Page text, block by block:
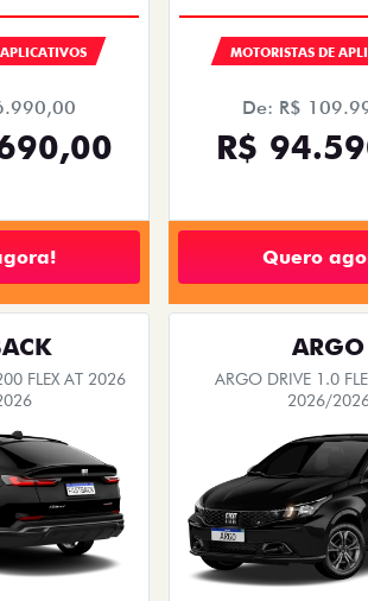
MOTORISTAS DE
De: R$
R$
Quero
FLEX AT 2026
ARGO
ARGO DRIVE 1.0
2026/